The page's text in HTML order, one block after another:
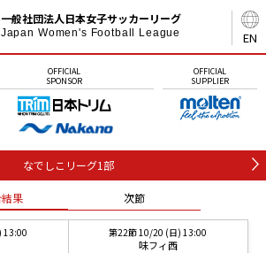
EN
一般社団法人日本女子サッカーリーグ
Japan Women's Football League
OFFICIAL
SPONSOR
OFFICIAL
SUPPLIER
なでしこリーグ1部
果 次節
13:00 第22節 10/20 (日) 13:00
味フィ西